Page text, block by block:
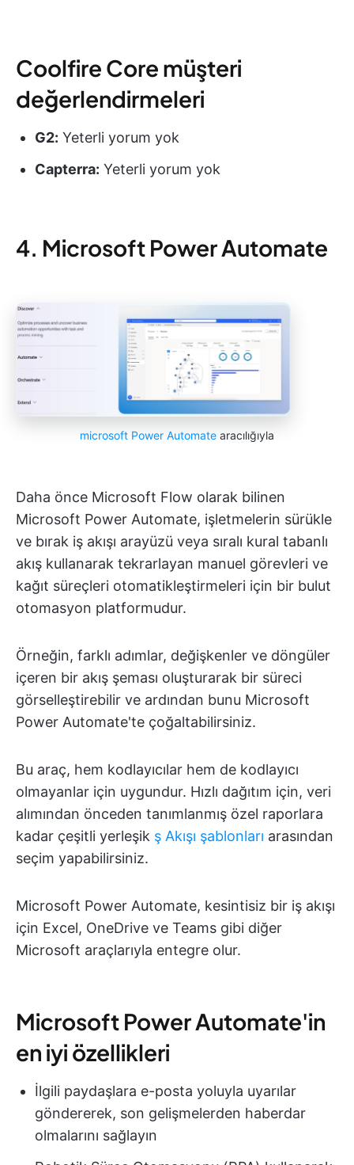
Coolfire Core müşteri
değerlendirmeleri
G2: Yeterli yorum yok
Capterra: Yeterli yorum yok
4. Microsoft Power Automate
microsoft Power Automate aracılığıyla
Daha önce Microsoft Flow olarak bilinen
Microsoft Power Automate, işletmelerin sürükle
ve bırak iş akışı arayüzü veya sıralı kural tabanlı
akış kullanarak tekrarlayan manuel görevleri ve
kağıt süreçleri otomatikleştirmeleri için bir bulut
otomasyon platformudur.
Örneğin, farklı adımlar, değişkenler ve döngüler
içeren bir akış şeması oluşturarak bir süreci
görselleştirebilir ve ardından bunu Microsoft
Power Automate'te çoğaltabilirsiniz.
Bu araç, hem kodlayıcılar hem de kodlayıcı
olmayanlar için uygundur. Hızlı dağıtım için, veri
alımından önceden tanımlanmış özel raporlara
kadar çeşitli yerleşik ş Akışı şablonları arasından
seçim yapabilirsiniz.
Microsoft Power Automate, kesintisiz bir iş akışı
için Excel, OneDrive ve Teams gibi diğer
Microsoft araçlarıyla entegre olur.
Microsoft Power Automate'in
en iyi özellikleri
İlgili paydaşlara e-posta yoluyla uyarılar
göndererek, son gelişmelerden haberdar
olmalarını sağlayın